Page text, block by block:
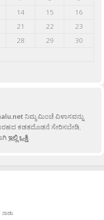
14 15
16
21 22
23
28 29
30
ನಿಮ್ಮ ಮಿಂಚೆ ವಿಳಾಸವನ್ನು
ಬರಹದ ಕಡತದೊಡನೆ ಸೇರಿಸಬೇಡಿ,
ಇಲ್ಲಿ ಒತ್ತಿ.
ನಾಡು